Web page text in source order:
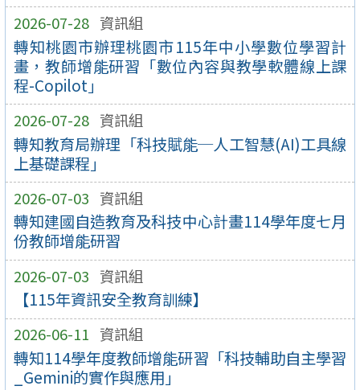
2026-07-28 資訊組
轉知桃園市辦理桃園市115年中小學數位學習計
畫，教師增能研習「數位內容與教學軟體線上課
程-Copilot」
2026-07-28 資訊組
轉知教育局辦理「科技賦能─人工智慧(AI)工具線
上基礎課程」
2026-07-03 資訊組
轉知建國自造教育及科技中心計畫114學年度七月
份教師增能研習
2026-07-03 資訊組
【115年資訊安全教育訓練】
2026-06-11 資訊組
轉知114學年度教師增能研習「科技輔助自主學習
_Gemini的實作與應用」